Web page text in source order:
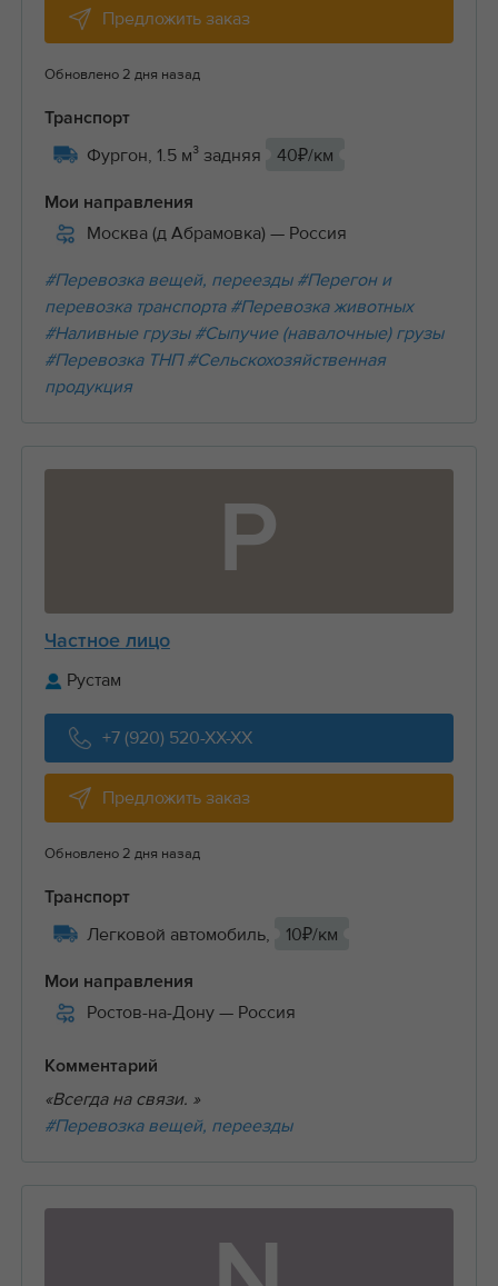
Предложить заказ
Обновлено 2 дня назад
Транспорт
Фургон, 1.5 м³ задняя 40₽/км
Мои направления
Москва (д Абрамовка) — Россия
#Перевозка вещей, переезды #Перегон и
перевозка транспорта #Перевозка животных
#Наливные грузы #Сыпучие (навалочные) грузы
#Перевозка ТНП #Сельскохозяйственная
продукция
Р
Частное лицо
Рустам
+7 (920) 520-XX-XX
Предложить заказ
Обновлено 2 дня назад
Транспорт
Легковой автомобиль, 10₽/км
Мои направления
Ростов-на-Дону — Россия
Комментарий
«Всегда на связи. »
#Перевозка вещей, переезды